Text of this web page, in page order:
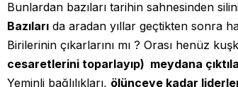
Bunlardan bazıları tarihin sahnesinden
Bazıları da aradan yıllar geçtikten sonra
Birilerinin çıkarlarını mı ? Orası henüz
cesaretlerini toparlayıp) meydana
Yeminli bağlılıkları, ölünceye kadar